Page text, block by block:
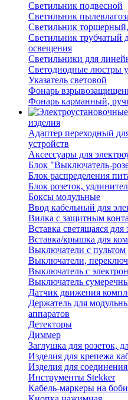
Светильник подвесной
Светильник
Светильник торшерный,
Светильник трубчатый
освещения
Светильники для
Светодиодные люстры
Указатель световой
Фонарь
Фонарь карманный,
изделия
Адаптер переходный
устройств
Аксессуары для
Блок "Выключатель-
Блок распределения
Блок розеток,
Боксы модульные
Ввод кабельный для
Вилка с защитным
Вставка светящаяся
Вставка/крышка для
Выключатели с пультом
Выключатели,
Выключатель с
Выключатель
Датчик движения
Держатель для
аппаратов
Детекторы
Диммер
Заглушка для розеток,
Изделия для крепежа
Изделия для
Инструменты Stekker
Кабель-маркеры на